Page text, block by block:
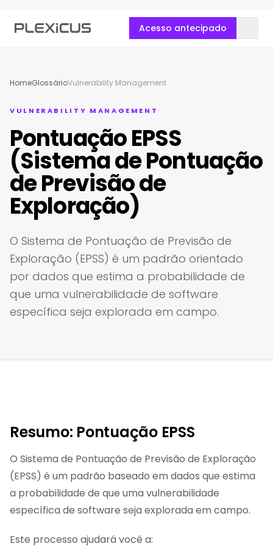
Acesso antecipado
HomeGlossárioVulnerability Management
VULNERABILITY MANAGEMENT
Pontuação EPSS
(Sistema de Pontuação
de Previsão de
Exploração)
O Sistema de Pontuação de Previsão de
Exploração (EPSS) é um padrão orientado
por dados que estima a probabilidade de
que uma vulnerabilidade de software
específica seja explorada em campo.
Resumo: Pontuação EPSS
O Sistema de Pontuação de Previsão de Exploração
(EPSS) é um padrão baseado em dados que estima
a probabilidade de que uma vulnerabilidade
específica de software seja explorada em campo.
Este processo ajudará você a: